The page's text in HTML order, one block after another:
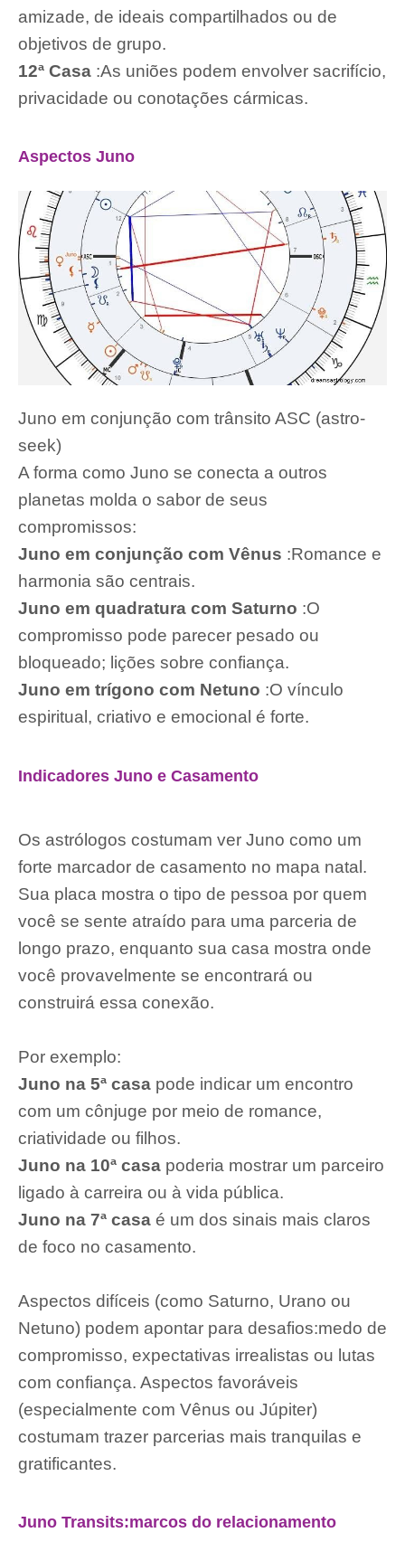
amizade, de ideais compartilhados ou de
objetivos de grupo.
12ª Casa :As uniões podem envolver sacrifício,
privacidade ou conotações cármicas.
Aspectos Juno
Juno em conjunção com trânsito ASC (astro-
seek)
A forma como Juno se conecta a outros
planetas molda o sabor de seus
compromissos:
Juno em conjunção com Vênus :Romance e
harmonia são centrais.
Juno em quadratura com Saturno :O
compromisso pode parecer pesado ou
bloqueado; lições sobre confiança.
Juno em trígono com Netuno :O vínculo
espiritual, criativo e emocional é forte.
Indicadores Juno e Casamento
Os astrólogos costumam ver Juno como um
forte marcador de casamento no mapa natal.
Sua placa mostra o tipo de pessoa por quem
você se sente atraído para uma parceria de
longo prazo, enquanto sua casa mostra onde
você provavelmente se encontrará ou
construirá essa conexão.
Por exemplo:
Juno na 5ª casa pode indicar um encontro
com um cônjuge por meio de romance,
criatividade ou filhos.
Juno na 10ª casa poderia mostrar um parceiro
ligado à carreira ou à vida pública.
Juno na 7ª casa é um dos sinais mais claros
de foco no casamento.
Aspectos difíceis (como Saturno, Urano ou
Netuno) podem apontar para desafios:medo de
compromisso, expectativas irrealistas ou lutas
com confiança. Aspectos favoráveis ​​
(especialmente com Vênus ou Júpiter)
costumam trazer parcerias mais tranquilas e
gratificantes.
Juno Transits:marcos do relacionamento